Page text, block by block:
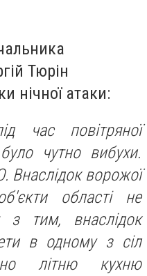
Тюрін
нічної атаки:
час повітряної
чутно вибухи.
ворожої
області не
з тим, внаслідок
в одному з сіл
літню кухню